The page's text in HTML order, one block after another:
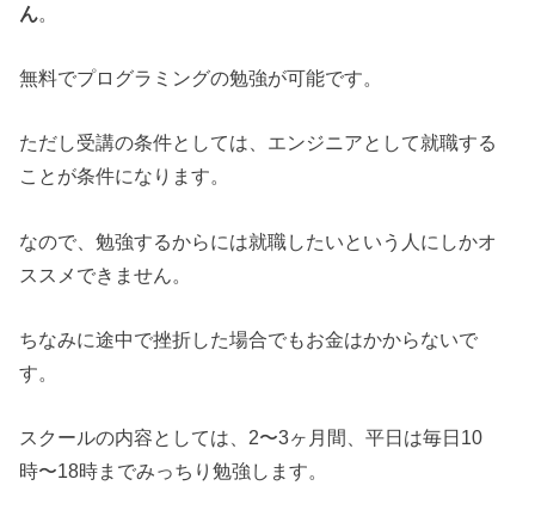
ん
無料でプログラミングの勉強が可能です。
ただし受講の条件としては、エンジニアとして就職する
ことが条件になります。
なので、勉強するからには就職したいという人にしかオ
ススメできません。
ちなみに途中で挫折した場合でもお金はかからないで
す。
スクールの内容としては、2〜3ヶ月間、平日は毎日10
時〜18時までみっちり勉強します。